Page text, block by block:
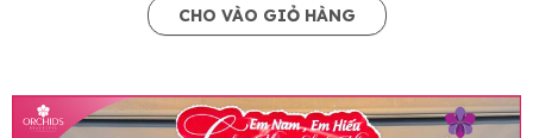
CHO VÀO GIỎ HÀNG